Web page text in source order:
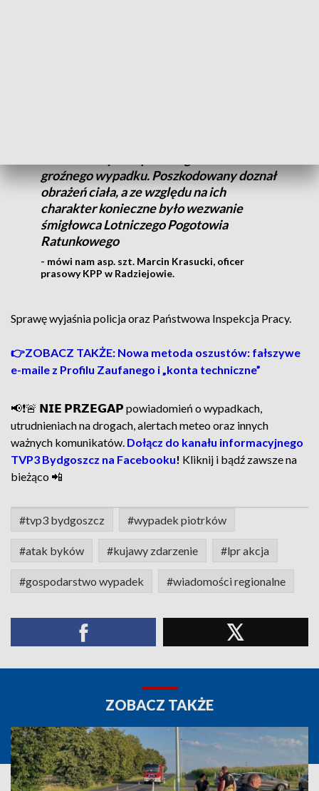
groźnego wypadku. Poszkodowany doznał
obrażeń ciała, a ze względu na ich
charakter konieczne było wezwanie
śmigłowca Lotniczego Pogotowia
Ratunkowego
- mówi nam asp. szt. Marcin Krasucki, oficer
prasowy KPP w Radziejowie.
Sprawę wyjaśnia policja oraz Państwowa Inspekcja Pracy.
👉ZOBACZ TAKŻE: Nowa metoda oszustów: fałszywe
e-maile z Profilu Zaufanego i „konta techniczne”
📢❗🚨 𝗡𝗜𝗘 𝗣𝗥𝗭𝗘𝗚𝗔𝗣 powiadomień o wypadkach,
utrudnieniach na drogach, alertach meteo oraz innych
ważnych komunikatów. Dołącz do kanału informacyjnego
TVP3 Bydgoszcz na Facebooku! Kliknij i bądź zawsze na
bieżąco 📲
#tvp3 bydgoszcz #wypadek piotrków
#atak byków #kujawy zdarzenie #lpr akcja
#gospodarstwo wypadek #wiadomości regionalne
ZOBACZ TAKŻE